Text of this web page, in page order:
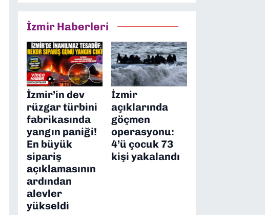
İzmir Haberleri
İzmir’in dev
rüzgar türbini
fabrikasında
yangın paniği!
En büyük
sipariş
açıklamasının
ardından
alevler
yükseldi
İzmir
açıklarında
göçmen
operasyonu:
4’ü çocuk 73
kişi yakalandı